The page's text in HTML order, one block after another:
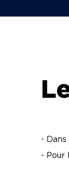
- Dans
- Pour